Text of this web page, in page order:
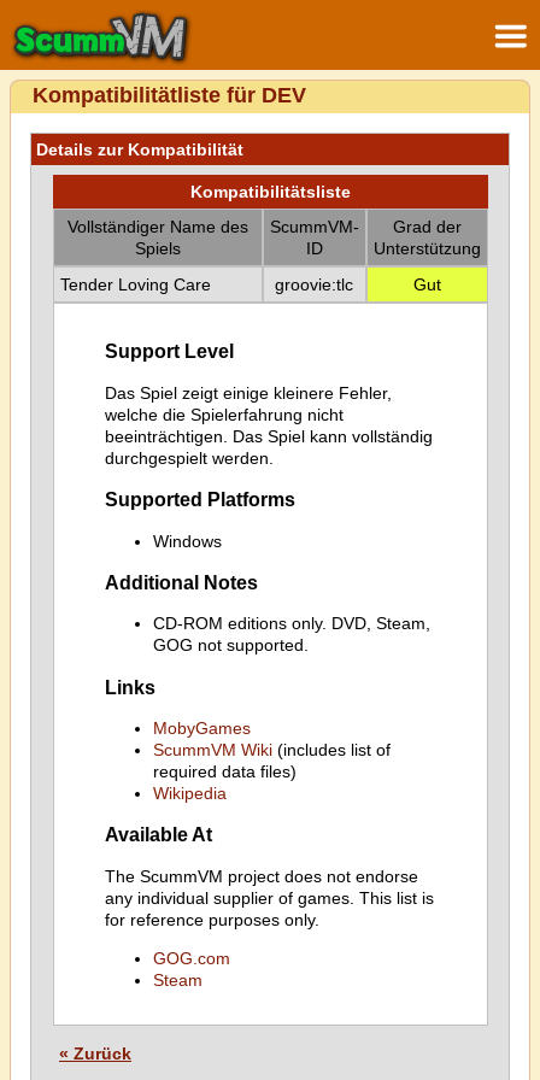
Kompatibilitätliste für DEV
Details zur Kompatibilität
Kompatibilitätsliste
Vollständiger Name des
Spiels
ScummVM-
ID
Grad der
Unterstützung
Tender Loving Care
groovie:tlc Gut
Support Level
Das Spiel zeigt einige kleinere Fehler,
welche die Spielerfahrung nicht
beeinträchtigen. Das Spiel kann vollständig
durchgespielt werden.
Supported Platforms
Windows
Additional Notes
CD-ROM editions only. DVD, Steam,
GOG not supported.
Links
MobyGames
ScummVM Wiki(includes list of
required data files)
Wikipedia
Available At
The ScummVM project does not endorse
any individual supplier of games. This list is
for reference purposes only.
GOG.com
Steam
« Zurück